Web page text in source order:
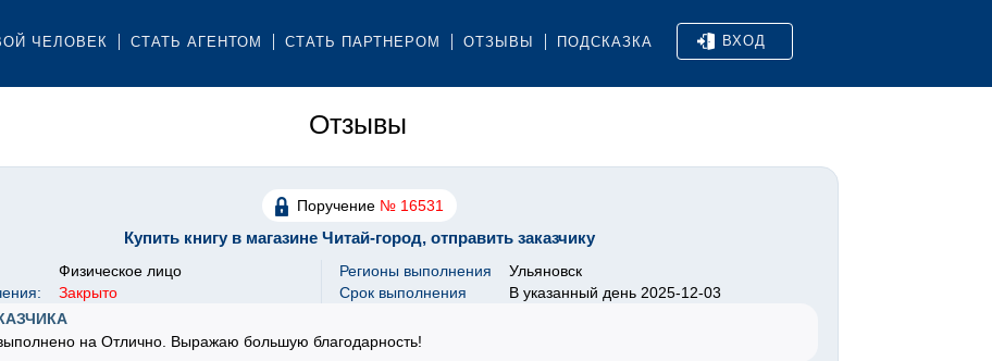
ЧЕЛОВЕК СТАТЬ АГЕНТОМ СТАТЬ ПАРТНЕРОМ ОТЗЫВЫ ПОДСКАЗКА ВХОД
Отзывы
Поручение № 16531
Купить книгу в магазине Читай-город, отправить заказчику
Физическое лицо
Закрыто
Регионы выполнения
Ульяновск
Срок выполнения
В указанный день 2025-12-03
на Отлично. Выражаю большую благодарность!